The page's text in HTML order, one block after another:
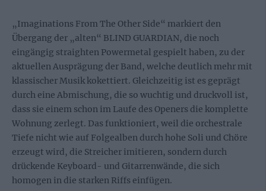
„Imaginations From The Other Side“ markiert den
Übergang der „alten“ BLIND GUARDIAN, die noch
eingängig straighten Powermetal gespielt haben, zu der
aktuellen Ausprägung der Band, welche deutlich mehr mit
klassischer Musik kokettiert. Gleichzeitig ist es geprägt
durch eine Abmischung, die so wuchtig und druckvoll ist,
dass sie einem schon im Laufe des Openers die komplette
Wohnung zerlegt. Das funktioniert, weil die orchestrale
Tiefe nicht wie auf Folgealben durch hohe Soli und Chöre
erzeugt wird, die Streicher imitieren, sondern durch
drückende Keyboard- und Gitarrenwände, die sich
homogen in die starken Riffs einfügen.